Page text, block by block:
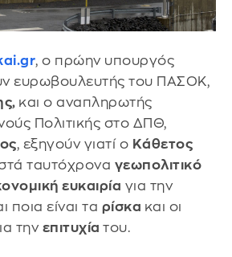
, ο πρώην υπουργός
ευρωβουλευτής του ΠΑΣΟΚ,
και ο αναπληρωτής
Πολιτικής στο ΔΠΘ,
, εξηγούν γιατί ο Κάθετος
ταυτόχρονα γεωπολιτικό
ευκαιρία για την
ποια είναι τα ρίσκα και οι
την επιτυχία του.